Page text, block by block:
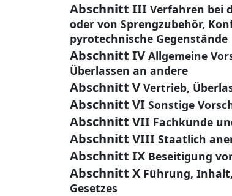
Abschnitt III Verfahren bei
oder von Sprengzubehör,
pyrotechnische Gegenstände
Abschnitt IV Allgemeine
Überlassen an andere
Abschnitt V Vertrieb,
Abschnitt VI Sonstige
Abschnitt VII Fachkunde
Abschnitt VIII Staatlich
Abschnitt IX Beseitigung
Abschnitt X Führung,
Gesetzes